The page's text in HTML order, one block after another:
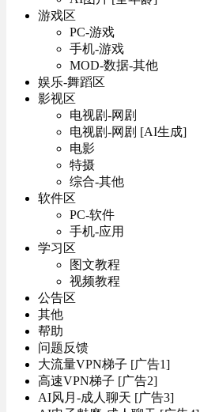
游戏区
PC-游戏
手机-游戏
MOD-数据-其他
娱乐-舞蹈区
影视区
电视剧-网剧
电视剧-网剧 [AI生成]
电影
特摄
综合-其他
软件区
PC-软件
手机-应用
学习区
图文教程
视频教程
公告区
其他
帮助
问题反馈
大流量VPN梯子 [广告1]
高速VPN梯子 [广告2]
AI风月-成人聊天 [广告3]